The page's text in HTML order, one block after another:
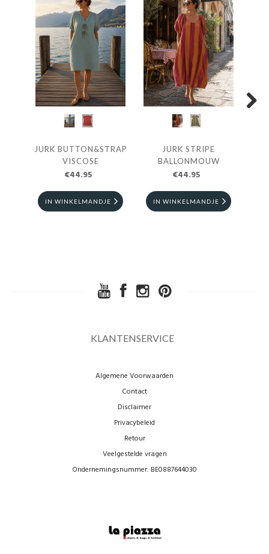
JURK BUTTON&STRAP
VISCOSE
€44.95
IN WINKELMANDJE
JURK STRIPE
BALLONMOUW
€44.95
IN WINKELMANDJE
KLANTENSERVICE
Algemene Voorwaarden
Contact
Disclaimer
Privacybeleid
Retour
Veelgestelde vragen
Ondernemingsnummer: BE0887644030